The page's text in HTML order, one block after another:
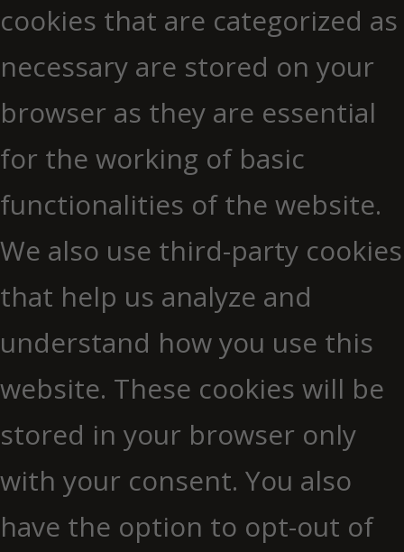
cookies that are categorized as
necessary are stored on your
browser as they are essential
for the working of basic
functionalities of the website.
We also use third-party cookies
that help us analyze and
understand how you use this
website. These cookies will be
stored in your browser only
with your consent. You also
have the option to opt-out of